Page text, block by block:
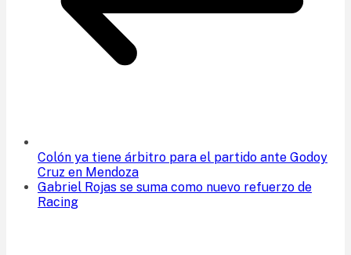
Colón ya tiene árbitro para el partido ante Godoy
Cruz en Mendoza
Gabriel Rojas se suma como nuevo refuerzo de
Racing